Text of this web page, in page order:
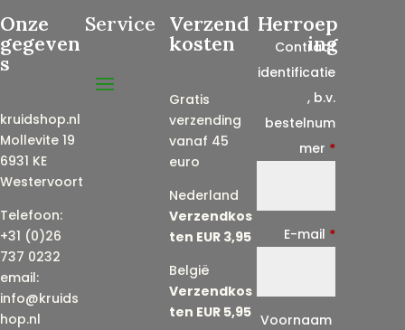
Onze
gegeven
s
kruidshop.nl
Mollevite 19
6931 KE
Westervoort
Telefoon:
+31 (0)26
737 0232
email:
info@kruids
hop.nl
Service Verzend
kosten
Gratis
verzending
vanaf 45
euro
Nederland
Verzendkos
ten EUR 3,95
België
Verzendkos
ten EUR 5,95
Herroep
ing
Contract
identificatie
, b.v.
bestelnum
mer *
E-mail *
Voornaam